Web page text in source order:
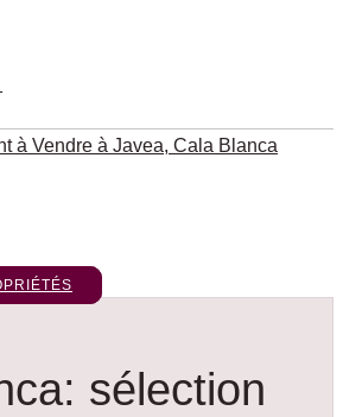
à Vendre à Javea, Cala Blanca
sélection